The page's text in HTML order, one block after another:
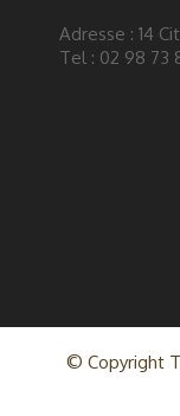
Adresse : 14
Tel : 02 98 73
© Copyright